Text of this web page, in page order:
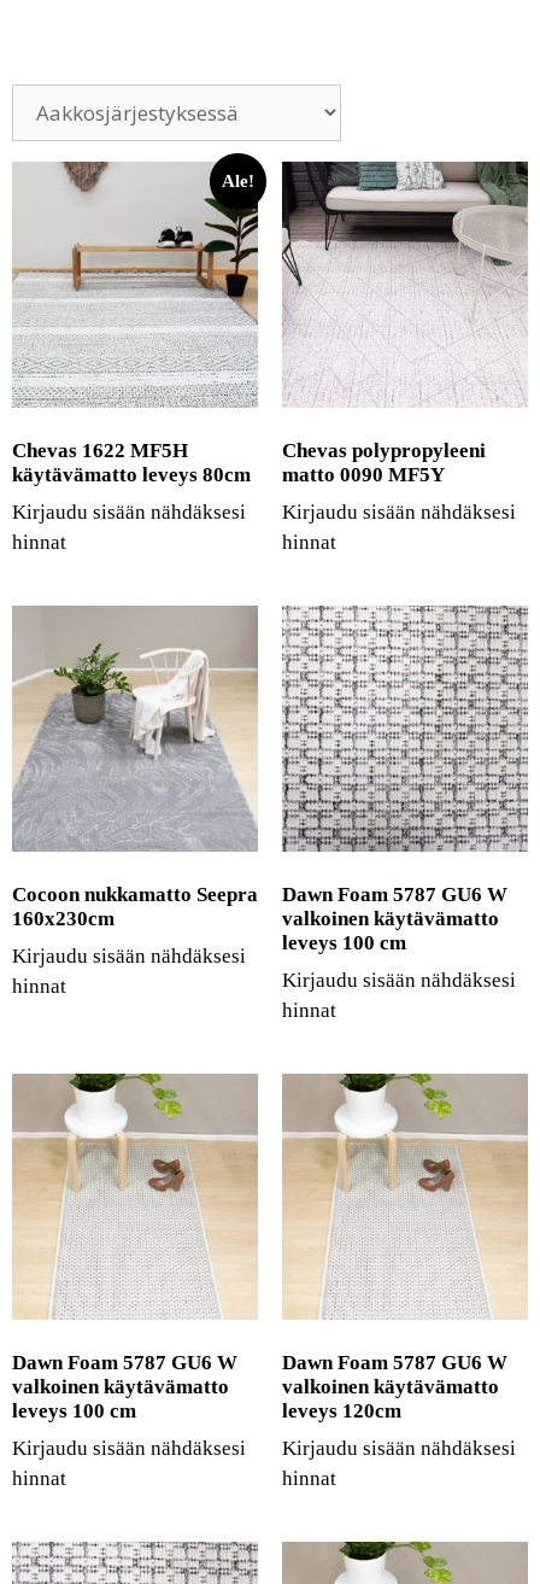
Ale!
Chevas 1622 MF5H
käytävämatto leveys 80cm
Kirjaudu sisään nähdäksesi
hinnat
Chevas polypropyleeni
matto 0090 MF5Y
Kirjaudu sisään nähdäksesi
hinnat
Cocoon nukkamatto Seepra
160x230cm
Kirjaudu sisään nähdäksesi
hinnat
Dawn Foam 5787 GU6 W
valkoinen käytävämatto
leveys 100 cm
Kirjaudu sisään nähdäksesi
hinnat
Dawn Foam 5787 GU6 W
valkoinen käytävämatto
leveys 100 cm
Kirjaudu sisään nähdäksesi
hinnat
Dawn Foam 5787 GU6 W
valkoinen käytävämatto
leveys 120cm
Kirjaudu sisään nähdäksesi
hinnat